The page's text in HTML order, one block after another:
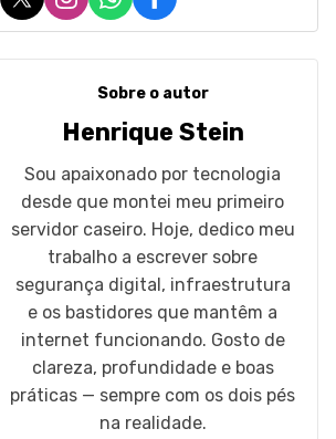
Sobre o autor
Henrique Stein
Sou apaixonado por tecnologia
desde que montei meu primeiro
servidor caseiro. Hoje, dedico meu
trabalho a escrever sobre
segurança digital, infraestrutura
e os bastidores que mantêm a
internet funcionando. Gosto de
clareza, profundidade e boas
práticas — sempre com os dois pés
na realidade.